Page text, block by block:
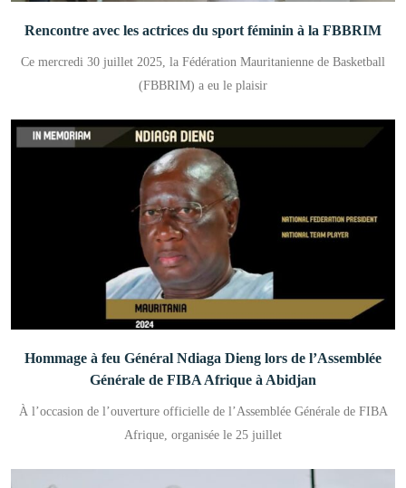
Rencontre avec les actrices du sport féminin à la FBBRIM
Ce mercredi 30 juillet 2025, la Fédération Mauritanienne de Basketball
(FBBRIM) a eu le plaisir
Hommage à feu Général Ndiaga Dieng lors de l’Assemblée
Générale de FIBA Afrique à Abidjan
À l’occasion de l’ouverture officielle de l’Assemblée Générale de FIBA
Afrique, organisée le 25 juillet